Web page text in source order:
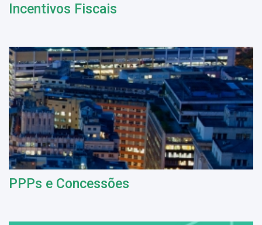
Incentivos Fiscais
PPPs e Concessões